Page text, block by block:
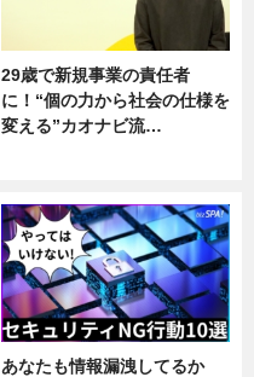
29歳で新規事業の責任者
に！“個の力から社会の仕様を
変える”カオナビ流…
あなたも情報漏洩してるか